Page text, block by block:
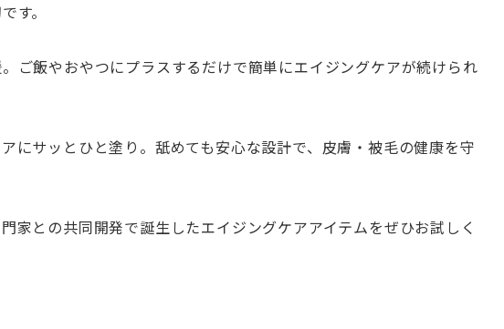
す。
ご飯やおやつにプラスするだけで簡単にエイジングケアが続けられ
にサッとひと塗り。舐めても安心な設計で、皮膚・被毛の健康を守
との共同開発で誕生したエイジングケアアイテムをぜひお試しく